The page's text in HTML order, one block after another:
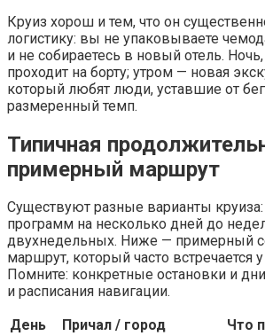
Круиз хорош и тем, что он
логистику: вы не упаковываете
и не собираетесь в новый отель.
проходит на борту; утром — новая
который любят люди, уставшие от
размеренный темп.
Типичная
примерный маршрут
Существуют разные варианты круиза:
программ на несколько дней до
двухнедельных. Ниже — примерный
маршрут, который часто встречается
Помните: конкретные остановки и
и расписания навигации.
День
Причал / город
Что